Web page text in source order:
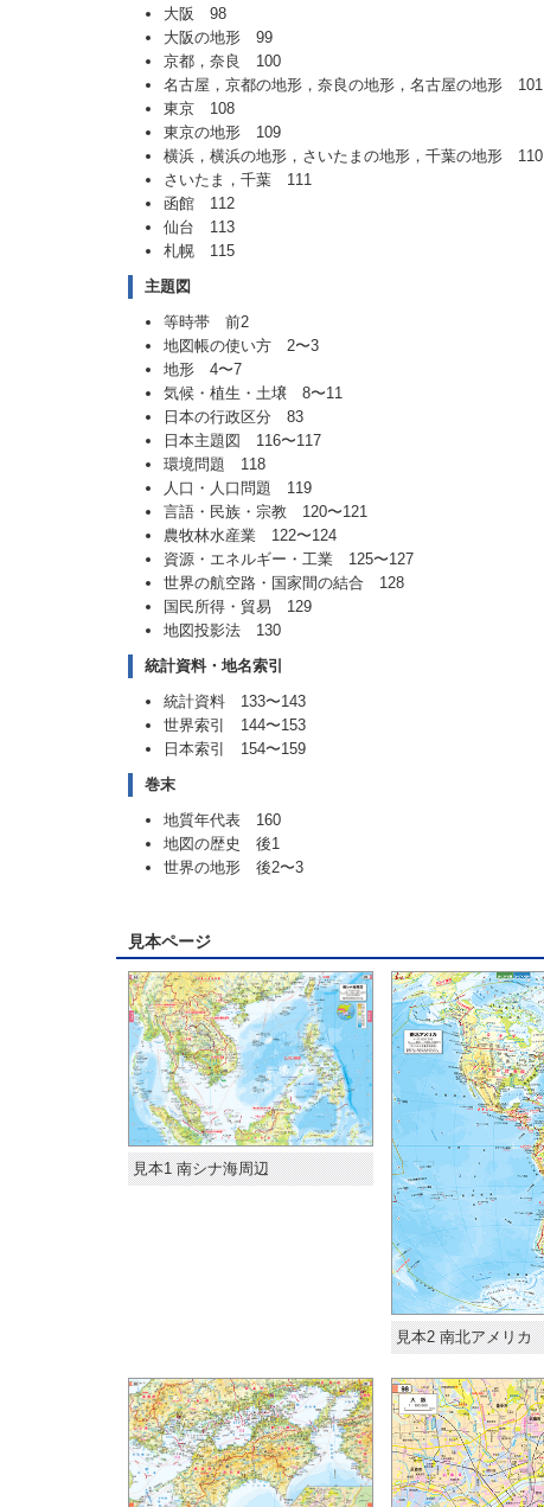
大阪 98
大阪の地形 99
京都，奈良 100
名古屋，京都の地形，奈良の地形，名古屋の地形 101
東京 108
東京の地形 109
横浜，横浜の地形，さいたまの地形，千葉の地形 110
さいたま，千葉 111
函館 112
仙台 113
札幌 115
主題図
等時帯 前2
地図帳の使い方 2〜3
地形 4〜7
気候・植生・土壌 8〜11
日本の行政区分 83
日本主題図 116〜117
環境問題 118
人口・人口問題 119
言語・民族・宗教 120〜121
農牧林水産業 122〜124
資源・エネルギー・工業 125〜127
世界の航空路・国家間の結合 128
国民所得・貿易 129
地図投影法 130
統計資料・地名索引
統計資料 133〜143
世界索引 144〜153
日本索引 154〜159
巻末
地質年代表 160
地図の歴史 後1
世界の地形 後2〜3
見本ページ
見本1 南シナ海周辺
見本2 南北アメリカ